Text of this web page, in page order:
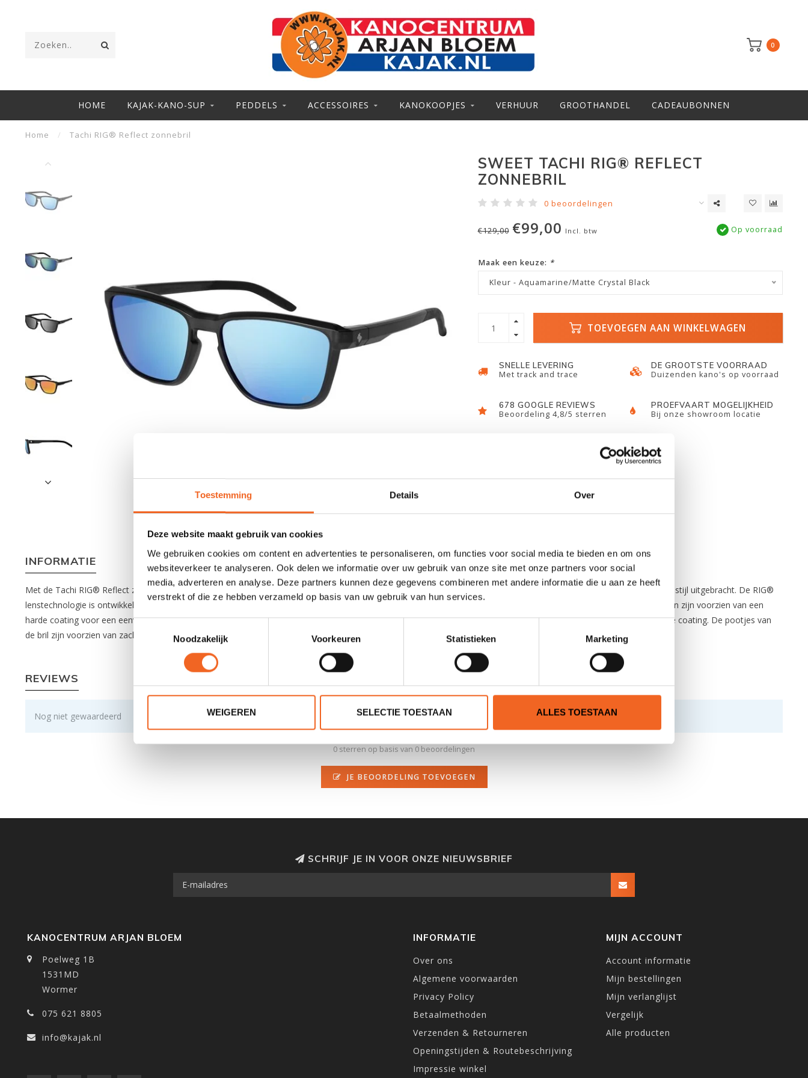
Toestemming Details Over
Deze website maakt gebruik van cookies
We gebruiken cookies om content en advertenties te personaliseren, om functies voor social media te bieden en om ons
websiteverkeer te analyseren. Ook delen we informatie over uw gebruik van onze site met onze partners voor social
media, adverteren en analyse. Deze partners kunnen deze gegevens combineren met andere informatie die u aan ze heeft
verstrekt of die ze hebben verzameld op basis van uw gebruik van hun services.
Noodzakelijk
Voorkeuren Statistieken Marketing
WEIGEREN SELECTIE TOESTAAN ALLES TOESTAAN
0
HOME KAJAK-KANO-SUP PEDDELS ACCESSOIRES KANOKOOPJES VERHUUR GROOTHANDEL CADEAUBONNEN
Home / Tachi RIG® Reflect zonnebril
SWEET TACHI RIG® REFLECT
ZONNEBRIL
0 beoordelingen
€129,00 €99,00 Incl. btw Op voorraad
Maak een keuze: *
Kleur - Aquamarine/Matte Crystal Black
TOEVOEGEN AAN WINKELWAGEN
SNELLE LEVERING
Met track and trace
DE GROOTSTE VOORRAAD
Duizenden kano's op voorraad
678 GOOGLE REVIEWS
Beoordeling 4,8/5 sterren
PROEFVAART MOGELIJKHEID
Bij onze showroom locatie
INFORMATIE
Met de Tachi RIG® Reflect zonnebril heeft Sweet Protection de meest hoogwaardige eigenschappen van Sweet's Performance zonnebrillenlijn in een meer dagelijkste stijl uitgebracht. De RIG®
lenstechnologie is ontwikkeld door Sweet Protection voor superieur contrast, minimale kleurvervorming en minder vermoeidheid van de ogen. Beide zijde van de lenzen zijn voorzien van een
harde coating voor een eenvoudige reiniging en duurzaamheid en bieden 100% UV-bescherming. De bril is ook nog eens voorzien van een superoleofobe en hydrofobe coating. De pootjes van
de bril zijn voorzien van zachte, gripvaste inzetstukken van TPR voor extra comfort en veiligheid.
REVIEWS
Nog niet gewaardeerd
0 sterren op basis van 0 beoordelingen
JE BEOORDELING TOEVOEGEN
SCHRIJF JE IN VOOR ONZE NIEUWSBRIEF
KANOCENTRUM ARJAN BLOEM
Poelweg 1B
1531MD
Wormer
075 621 8805
info@kajak.nl
INFORMATIE
Over ons
Algemene voorwaarden
Privacy Policy
Betaalmethoden
Verzenden & Retourneren
Openingstijden & Routebeschrijving
Impressie winkel
MIJN ACCOUNT
Account informatie
Mijn bestellingen
Mijn verlanglijst
Vergelijk
Alle producten